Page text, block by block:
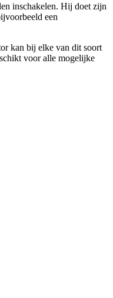
inschakelen. Hij doet zijn
een
kan bij elke van dit soort
voor alle mogelijke